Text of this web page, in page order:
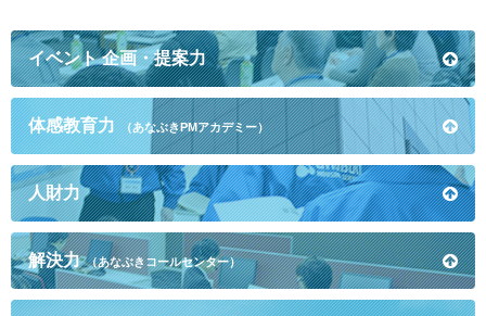
イベント企画・提案力
体感教育力 （あなぶきPMアカデミー）
人財力
解決力 （あなぶきコールセンター）